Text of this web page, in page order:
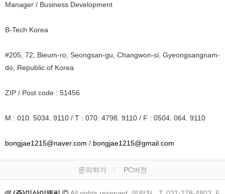
Manager / Business Development
B-Tech Korea
​#205, 72, Bieum-ro, Seongsan-gu, Changwon-si, Gyeongsangnam-
do, Republic of Korea
ZIP / Post code : 51456
​​M : 010. 5034. 9110 / T : 070. 4798. 9110 / ​F : 0504. 064. 9110
bongjae1215@naver.com / bongjae1215@gmail.com
문의하기 PC버전